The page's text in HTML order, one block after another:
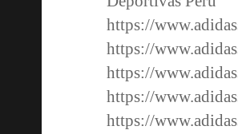
https://
https://
https://
https://
https://